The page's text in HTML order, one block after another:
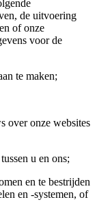
de uitvoering
of onze
voor de
te maken;
over onze websites
u en ons;
en te bestrijden
en -systemen, of